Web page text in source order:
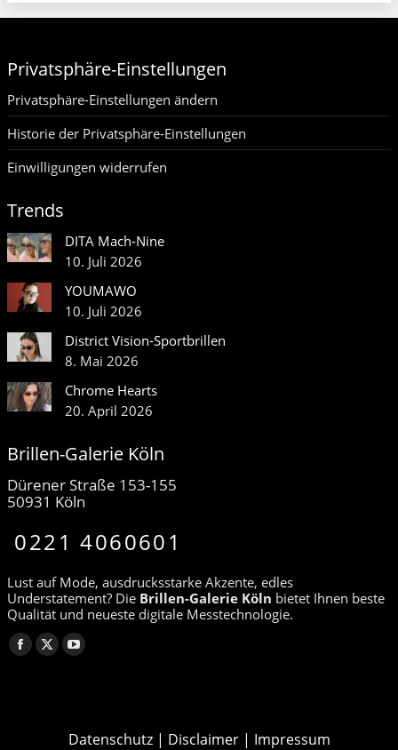
Privatsphäre-Einstellungen
Privatsphäre-Einstellungen ändern
Historie der Privatsphäre-Einstellungen
Einwilligungen widerrufen
Trends
DITA Mach-Nine
10. Juli 2026
YOUMAWO
10. Juli 2026
District Vision-Sportbrillen
8. Mai 2026
Chrome Hearts
20. April 2026
Brillen-Galerie Köln
Dürener Straße 153-155
50931 Köln
0221 4060601
Lust auf Mode, ausdrucksstarke Akzente, edles
Understatement? Die Brillen-Galerie Köln bietet Ihnen beste
Qualität und neueste digitale Messtechnologie.
Finden Sie uns auf:
Facebook
X
YouTube
Datenschutz| Disclaimer| Impressum